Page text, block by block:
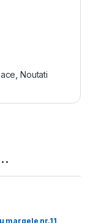
,Noutati
margele nr.11